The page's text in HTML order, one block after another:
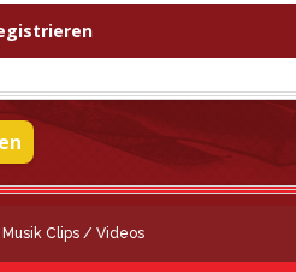
Clips / Videos